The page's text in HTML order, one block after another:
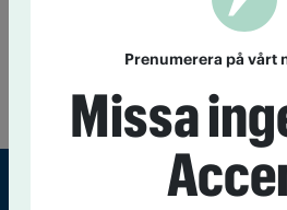
Vit jul-kul i hela landet
2 december 2019
Nu år årets Vit
Aktiviteter arrangeras över hela
ställning för en Vit jul är välkomna
Prenumerera på vårt
Missa